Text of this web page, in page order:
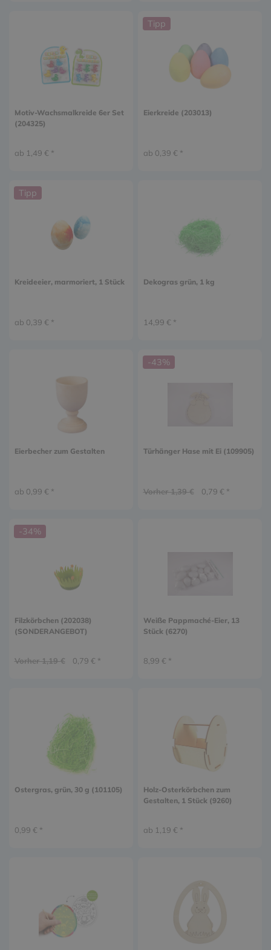
Motiv-Wachsmalkreide 6er Set
(204325)
ab 1,49 € *
Tipp
Eierkreide (203013)
ab 0,39 € *
Tipp
Kreideeier, marmoriert, 1 Stück
ab 0,39 € *
Dekogras grün, 1 kg
14,99 € *
Eierbecher zum Gestalten
ab 0,99 € *
-43%
Türhänger Hase mit Ei (109905)
Vorher 1,39 € 0,79 € *
-34%
Filzkörbchen (202038)
(SONDERANGEBOT)
Vorher 1,19 € 0,79 € *
Weiße Pappmaché-Eier, 13
Stück (6270)
8,99 € *
Ostergras, grün, 30 g (101105)
0,99 € *
Holz-Osterkörbchen zum
Gestalten, 1 Stück (9260)
ab 1,19 € *